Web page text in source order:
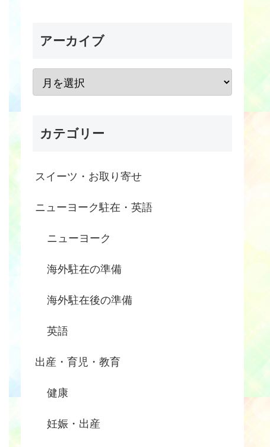
アーカイブ
カテゴリー
スイーツ・お取り寄せ
ニューヨーク駐在・英語
ニューヨーク
海外駐在の準備
海外駐在後の準備
英語
出産・育児・教育
健康
妊娠・出産